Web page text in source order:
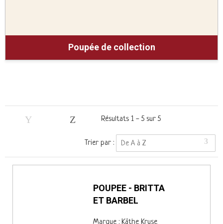
poupée de collection
Résultats 1 - 5 sur 5
Trier par : De A à Z
POUPEE - BRITTA
ET BARBEL